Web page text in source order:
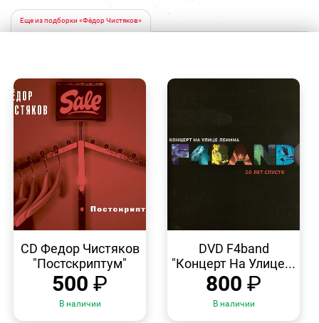
Еще из подборки «Фёдор Чистяков»
ПРОСМОТР
CD Федор Чистяков
"Постскриптум"
500 ₽
В наличии
ПРОСМОТР
DVD F4band
"Концерт На Улице...
800 ₽
В наличии